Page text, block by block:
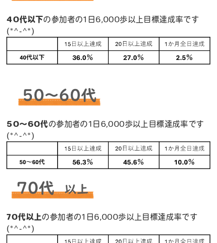
40代以下の参加者の1日6,000歩以上目標達成率です
(*^-^*)
50～60代の参加者の1日6,000歩以上目標達成率です
(*^-^*)
70代以上の参加者の1日6,000歩以上目標達成率です
(*^-^*)